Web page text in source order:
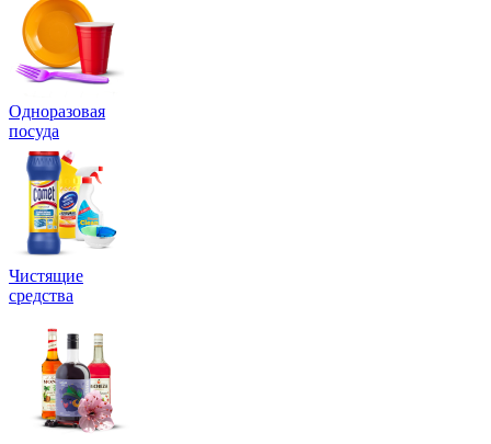
Одноразовая
посуда
Чистящие
средства